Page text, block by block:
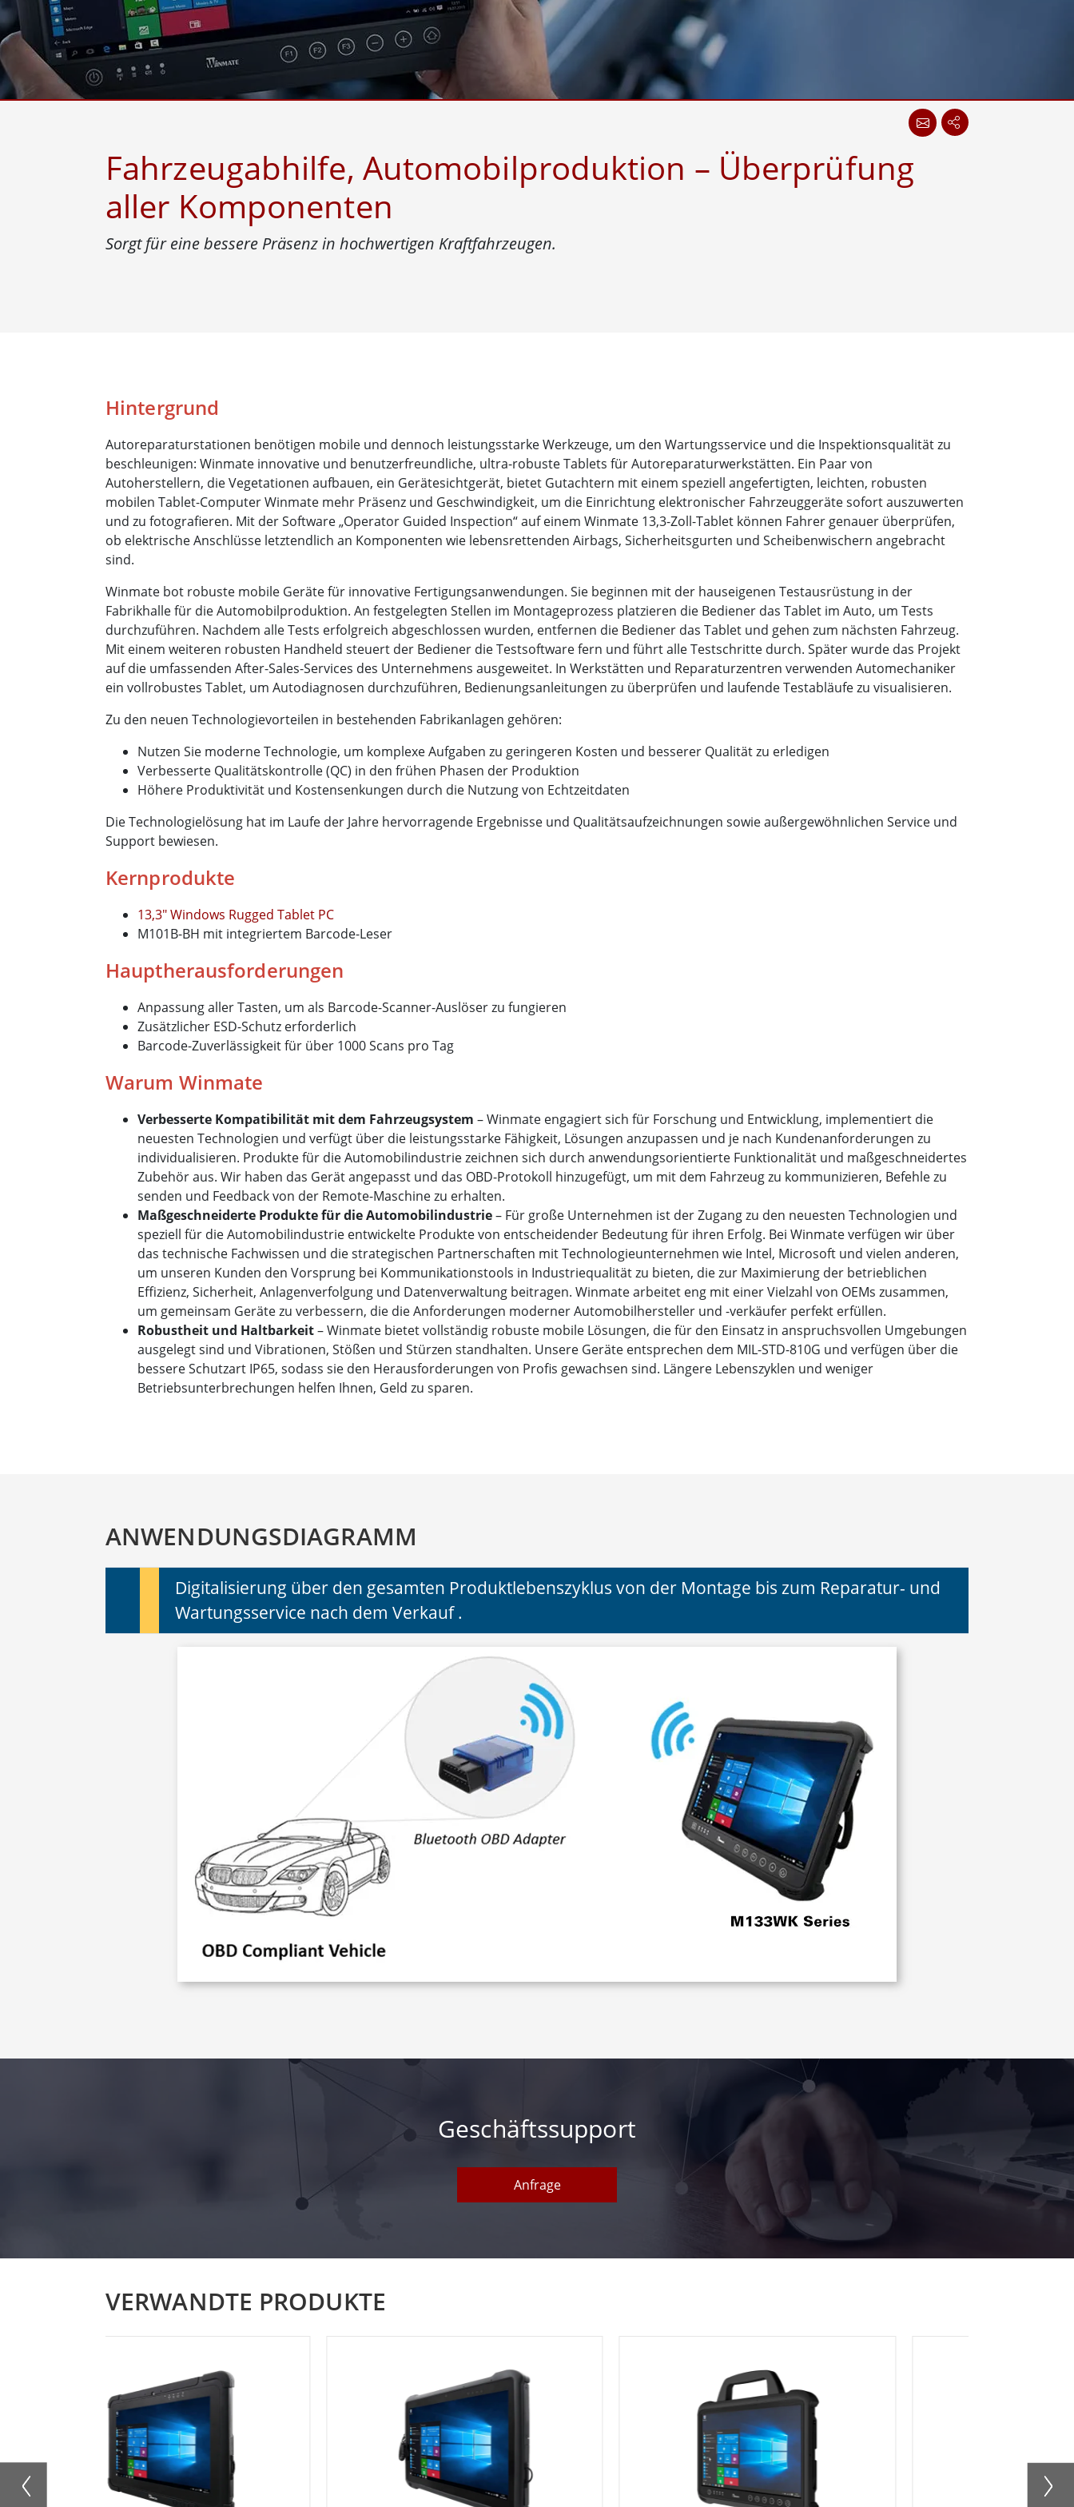
Android Fahrzeugmontierte Computer
Tablet für Fahrzeugmontierte
Computer
Funk-Gateway
Panel-PCs für das Gesundheitswesen
Display für das Gesundheitswesen
Robuster Roboter-
Controller
Edge-KI-Mobilität
Öl und Gas, ATEX-Klasse
Robustes Tablet in ATEX-Qualität
KI-Computer
Edge-KI-Mobilität
Fahrzeugabhilfe, Automobilproduktion – Überprüfung
aller Komponenten
Sorgt für eine bessere Präsenz in hochwertigen Kraftfahrzeugen.
Hintergrund
Autoreparaturstationen benötigen mobile und dennoch leistungsstarke Werkzeuge, um den Wartungsservice und die Inspektionsqualität zu
beschleunigen: Winmate innovative und benutzerfreundliche, ultra-robuste Tablets für Autoreparaturwerkstätten. Ein Paar von
Autoherstellern, die Vegetationen aufbauen, ein Gerätesichtgerät, bietet Gutachtern mit einem speziell angefertigten, leichten, robusten
mobilen Tablet-Computer Winmate mehr Präsenz und Geschwindigkeit, um die Einrichtung elektronischer Fahrzeuggeräte sofort auszuwerten
und zu fotografieren. Mit der Software „Operator Guided Inspection“ auf einem Winmate 13,3-Zoll-Tablet können Fahrer genauer überprüfen,
ob elektrische Anschlüsse letztendlich an Komponenten wie lebensrettenden Airbags, Sicherheitsgurten und Scheibenwischern angebracht
sind.
Winmate bot robuste mobile Geräte für innovative Fertigungsanwendungen. Sie beginnen mit der hauseigenen Testausrüstung in der
Fabrikhalle für die Automobilproduktion. An festgelegten Stellen im Montageprozess platzieren die Bediener das Tablet im Auto, um Tests
durchzuführen. Nachdem alle Tests erfolgreich abgeschlossen wurden, entfernen die Bediener das Tablet und gehen zum nächsten Fahrzeug.
Mit einem weiteren robusten Handheld steuert der Bediener die Testsoftware fern und führt alle Testschritte durch. Später wurde das Projekt
auf die umfassenden After-Sales-Services des Unternehmens ausgeweitet. In Werkstätten und Reparaturzentren verwenden Automechaniker
ein vollrobustes Tablet, um Autodiagnosen durchzuführen, Bedienungsanleitungen zu überprüfen und laufende Testabläufe zu visualisieren.
Zu den neuen Technologievorteilen in bestehenden Fabrikanlagen gehören:
Nutzen Sie moderne Technologie, um komplexe Aufgaben zu geringeren Kosten und besserer Qualität zu erledigen
Verbesserte Qualitätskontrolle (QC) in den frühen Phasen der Produktion
Höhere Produktivität und Kostensenkungen durch die Nutzung von Echtzeitdaten
Die Technologielösung hat im Laufe der Jahre hervorragende Ergebnisse und Qualitätsaufzeichnungen sowie außergewöhnlichen Service und
Support bewiesen.
Kernprodukte
13,3" Windows Rugged Tablet PC
M101B-BH mit integriertem Barcode-Leser
Hauptherausforderungen
Anpassung aller Tasten, um als Barcode-Scanner-Auslöser zu fungieren
Zusätzlicher ESD-Schutz erforderlich
Barcode-Zuverlässigkeit für über 1000 Scans pro Tag
Warum Winmate
Verbesserte Kompatibilität mit dem Fahrzeugsystem – Winmate engagiert sich für Forschung und Entwicklung, implementiert die
neuesten Technologien und verfügt über die leistungsstarke Fähigkeit, Lösungen anzupassen und je nach Kundenanforderungen zu
individualisieren. Produkte für die Automobilindustrie zeichnen sich durch anwendungsorientierte Funktionalität und maßgeschneidertes
Zubehör aus. Wir haben das Gerät angepasst und das OBD-Protokoll hinzugefügt, um mit dem Fahrzeug zu kommunizieren, Befehle zu
senden und Feedback von der Remote-Maschine zu erhalten.
Maßgeschneiderte Produkte für die Automobilindustrie– Für große Unternehmen ist der Zugang zu den neuesten Technologien und
speziell für die Automobilindustrie entwickelte Produkte von entscheidender Bedeutung für ihren Erfolg. Bei Winmate verfügen wir über
das technische Fachwissen und die strategischen Partnerschaften mit Technologieunternehmen wie Intel, Microsoft und vielen anderen,
um unseren Kunden den Vorsprung bei Kommunikationstools in Industriequalität zu bieten, die zur Maximierung der betrieblichen
Effizienz, Sicherheit, Anlagenverfolgung und Datenverwaltung beitragen. Winmate arbeitet eng mit einer Vielzahl von OEMs zusammen,
um gemeinsam Geräte zu verbessern, die die Anforderungen moderner Automobilhersteller und -verkäufer perfekt erfüllen.
Robustheit und Haltbarkeit– Winmate bietet vollständig robuste mobile Lösungen, die für den Einsatz in anspruchsvollen Umgebungen
ausgelegt sind und Vibrationen, Stößen und Stürzen standhalten. Unsere Geräte entsprechen dem MIL-STD-810G und verfügen über die
bessere Schutzart IP65, sodass sie den Herausforderungen von Profis gewachsen sind. Längere Lebenszyklen und weniger
Betriebsunterbrechungen helfen Ihnen, Geld zu sparen.
ANWENDUNGSDIAGRAMM
Digitalisierung über den gesamten Produktlebenszyklus von der Montage bis zum Reparatur- und
Wartungsservice nach dem Verkauf .
Geschäftssupport
Anfrage
VERWANDTE PRODUKTE